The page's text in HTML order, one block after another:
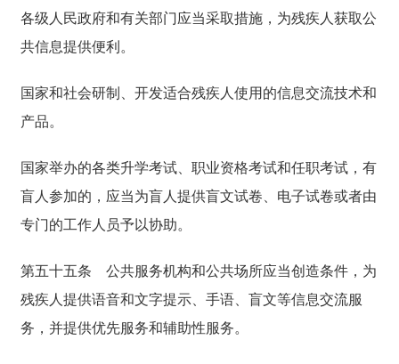
各级人民政府和有关部门应当采取措施，为残疾人获取公
共信息提供便利。
国家和社会研制、开发适合残疾人使用的信息交流技术和
产品。
国家举办的各类升学考试、职业资格考试和任职考试，有
盲人参加的，应当为盲人提供盲文试卷、电子试卷或者由
专门的工作人员予以协助。
第五十五条 公共服务机构和公共场所应当创造条件，为
残疾人提供语音和文字提示、手语、盲文等信息交流服
务，并提供优先服务和辅助性服务。